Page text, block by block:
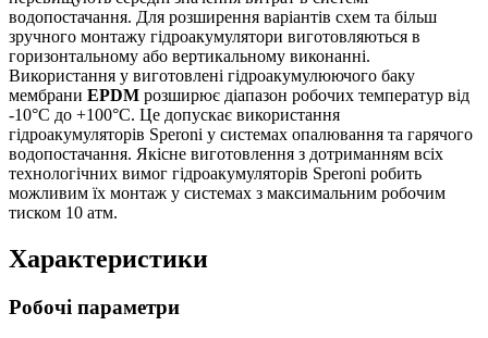
водопостачання. Для розширення варіантів схем та більш
зручного монтажу гідроакумулятори виготовляються в
горизонтальному або вертикальному виконанні.
Використання у виготовлені гідроакумулюючого баку
мембрани EPDM розширює діапазон робочих температур від
-10°С до +100°С. Це допускає використання
гідроакумуляторів Speroni у системах опалювання та гарячого
водопостачання. Якісне виготовлення з дотриманням всіх
технологічних вимог гідроакумуляторів Speroni робить
можливим їх монтаж у системах з максимальним робочим
тиском 10 атм.
Характеристики
Робочі параметри